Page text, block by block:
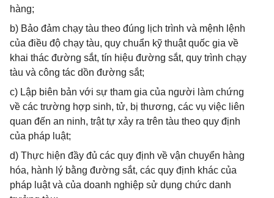
hàng;
b) Bảo đảm chạy tàu theo đúng lịch trình và mệnh lệnh
của điều độ chạy tàu, quy chuẩn kỹ thuật quốc gia về
khai thác đường sắt, tín hiệu đường sắt, quy trình chạy
tàu và công tác dồn đường sắt;
c) Lập biên bản với sự tham gia của người làm chứng
về các trường hợp sinh, tử, bị thương, các vụ việc liên
quan đến an ninh, trật tự xảy ra trên tàu theo quy định
của pháp luật;
d) Thực hiện đầy đủ các quy định về vận chuyển hàng
hóa, hành lý bằng đường sắt, các quy định khác của
pháp luật và của doanh nghiệp sử dụng chức danh